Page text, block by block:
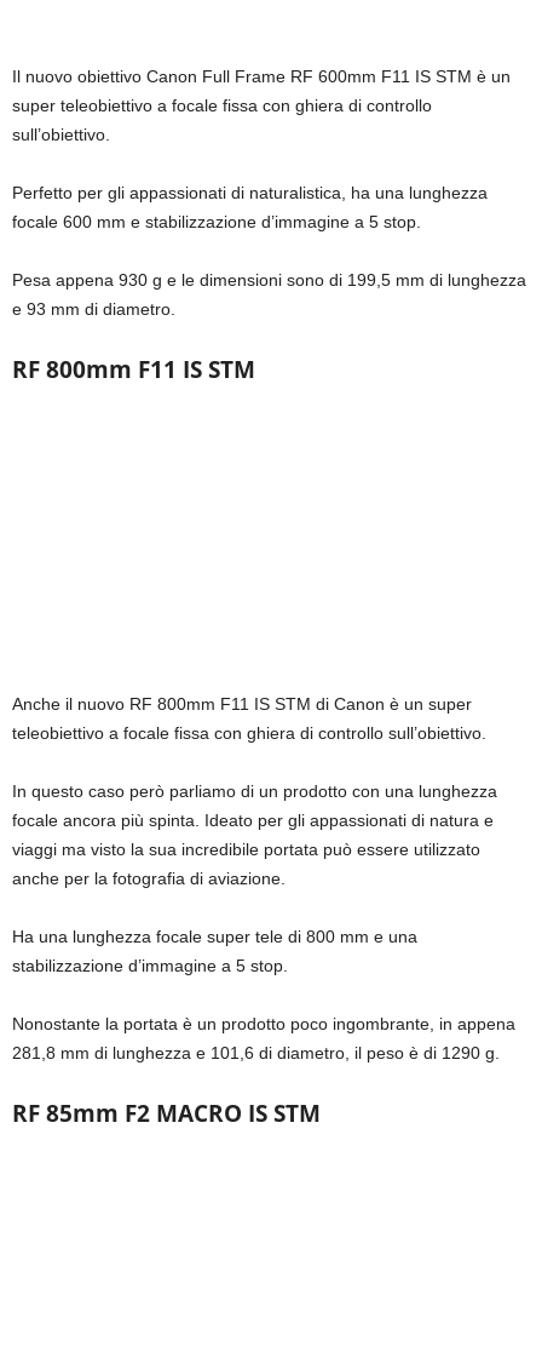
Il nuovo obiettivo Canon Full Frame RF 600mm F11 IS STM è un
super teleobiettivo a focale fissa con ghiera di controllo
sull’obiettivo.
Perfetto per gli appassionati di naturalistica, ha una lunghezza
focale 600 mm e stabilizzazione d’immagine a 5 stop.
Pesa appena 930 g e le dimensioni sono di 199,5 mm di lunghezza
e 93 mm di diametro.
RF 800mm F11 IS STM
Anche il nuovo RF 800mm F11 IS STM di Canon è un super
teleobiettivo a focale fissa con ghiera di controllo sull’obiettivo.
In questo caso però parliamo di un prodotto con una lunghezza
focale ancora più spinta. Ideato per gli appassionati di natura e
viaggi ma visto la sua incredibile portata può essere utilizzato
anche per la fotografia di aviazione.
Ha una lunghezza focale super tele di 800 mm e una
stabilizzazione d’immagine a 5 stop.
Nonostante la portata è un prodotto poco ingombrante, in appena
281,8 mm di lunghezza e 101,6 di diametro, il peso è di 1290 g.
RF 85mm F2 MACRO IS STM